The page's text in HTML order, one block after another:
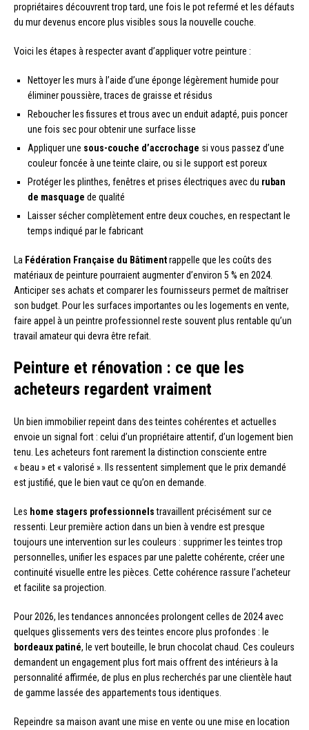
propriétaires découvrent trop tard, une fois le pot refermé et les défauts
du mur devenus encore plus visibles sous la nouvelle couche.
Voici les étapes à respecter avant d’appliquer votre peinture :
Nettoyer les murs à l’aide d’une éponge légèrement humide pour
éliminer poussière, traces de graisse et résidus
Reboucher les fissures et trous avec un enduit adapté, puis poncer
une fois sec pour obtenir une surface lisse
Appliquer une sous-couche d’accrochage si vous passez d’une
couleur foncée à une teinte claire, ou si le support est poreux
Protéger les plinthes, fenêtres et prises électriques avec du ruban
de masquage de qualité
Laisser sécher complètement entre deux couches, en respectant le
temps indiqué par le fabricant
La Fédération Française du Bâtimentrappelle que les coûts des
matériaux de peinture pourraient augmenter d’environ 5 % en 2024.
Anticiper ses achats et comparer les fournisseurs permet de maîtriser
son budget. Pour les surfaces importantes ou les logements en vente,
faire appel à un peintre professionnel reste souvent plus rentable qu’un
travail amateur qui devra être refait.
Peinture et rénovation : ce que les
acheteurs regardent vraiment
Un bien immobilier repeint dans des teintes cohérentes et actuelles
envoie un signal fort : celui d’un propriétaire attentif, d’un logement bien
tenu. Les acheteurs font rarement la distinction consciente entre
« beau » et « valorisé ». Ils ressentent simplement que le prix demandé
est justifié, que le bien vaut ce qu’on en demande.
Les home stagers professionnelstravaillent précisément sur ce
ressenti. Leur première action dans un bien à vendre est presque
toujours une intervention sur les couleurs : supprimer les teintes trop
personnelles, unifier les espaces par une palette cohérente, créer une
continuité visuelle entre les pièces. Cette cohérence rassure l’acheteur
et facilite sa projection.
Pour 2026, les tendances annoncées prolongent celles de 2024 avec
quelques glissements vers des teintes encore plus profondes : le
bordeaux patiné, le vert bouteille, le brun chocolat chaud. Ces couleurs
demandent un engagement plus fort mais offrent des intérieurs à la
personnalité affirmée, de plus en plus recherchés par une clientèle haut
de gamme lassée des appartements tous identiques.
Repeindre sa maison avant une mise en vente ou une mise en location